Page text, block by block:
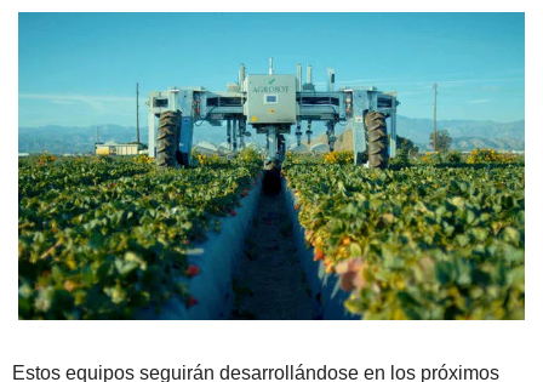
Estos equipos seguirán desarrollándose en los próximos